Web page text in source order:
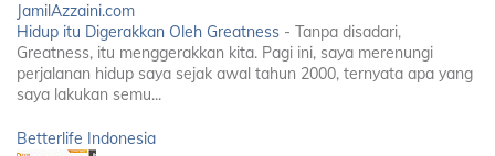
JamilAzzaini.com
Hidup itu Digerakkan Oleh Greatness - Tanpa disadari,
Greatness, itu menggerakkan kita. Pagi ini, saya merenungi
perjalanan hidup saya sejak awal tahun 2000, ternyata apa yang
saya lakukan semu...
Betterlife Indonesia